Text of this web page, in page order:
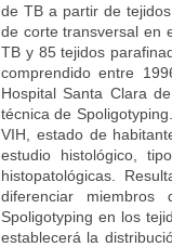
de TB a partir de
de corte transversal en
TB y 85 tejidos
comprendido entre
Hospital Santa Clara
técnica de
VIH, estado de
estudio histológico,
histopatológicas.
diferenciar miembros
Spoligotyping en los
establecerá la